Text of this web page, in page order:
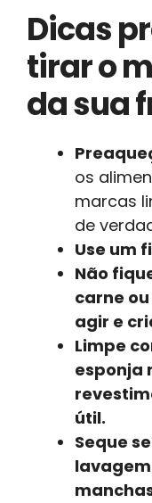
Dicas
tirar o
da sua
os
marcas
de
Use um
Não
carne
agir e
Limpe
esponja
útil.
Seque